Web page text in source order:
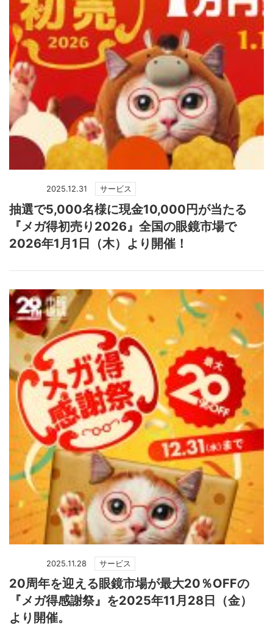
2025.12.31 サービス
抽選で5,000名様に現金10,000円が当たる
『メガ得初売り2026』全国の眼鏡市場で
2026年1月1日（木）より開催！
2025.11.28 サービス
20周年を迎える眼鏡市場が最大20％OFFの
『メガ得感謝祭』を2025年11月28日（金）
より開催。